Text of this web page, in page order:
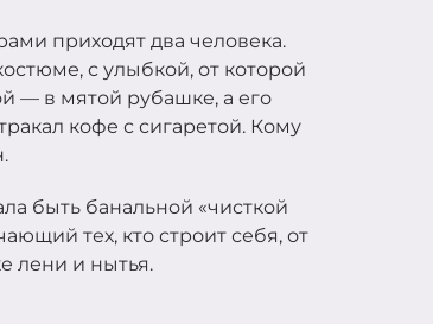
приходят два человека.
с улыбкой, от которой
— в мятой рубашке, а его
кофе с сигаретой. Кому
быть банальной «чисткой
тех, кто строит себя, от
лени и нытья.